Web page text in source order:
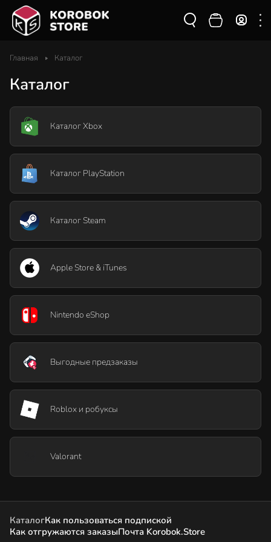
Главная Каталог
Каталог
Каталог Xbox
Каталог PlayStation
Каталог Steam
Apple Store & iTunes
Nintendo eShop
Выгодные предзаказы
Roblox и робуксы
Valorant
КаталогКак пользоваться подпиской
Как отгружаются заказыПочта Korobok.Store